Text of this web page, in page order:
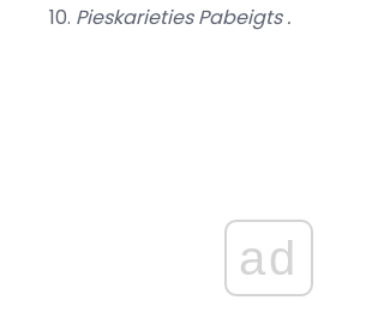
PieskarietiesPabeigts.
ad